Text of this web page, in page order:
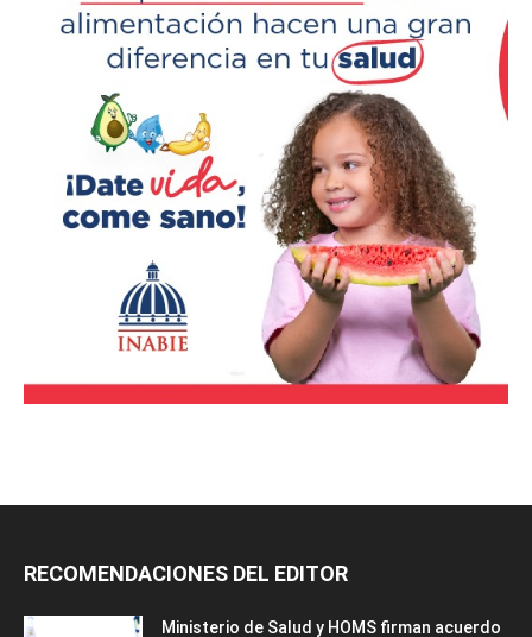
RECOMENDACIONES DEL EDITOR
Ministerio de Salud y HOMS firman acuerdo